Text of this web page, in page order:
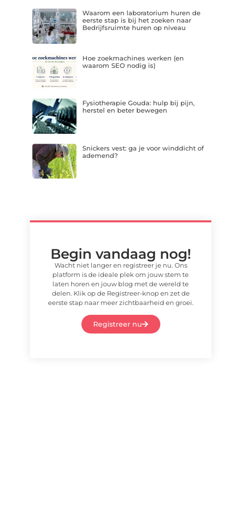
Waarom een laboratorium huren de
eerste stap is bij het zoeken naar
Bedrijfsruimte huren op niveau
Hoe zoekmachines werken (en
waarom SEO nodig is)
Fysiotherapie Gouda: hulp bij pijn,
herstel en beter bewegen
Snickers vest: ga je voor winddicht of
ademend?
Begin vandaag nog!
Wacht niet langer en registreer je nu. Ons
platform is de ideale plek om jouw stem te
laten horen en jouw blog met de wereld te
delen. Klik op de Registreer-knop en zet de
eerste stap naar meer zichtbaarheid en groei.
Registreer nu